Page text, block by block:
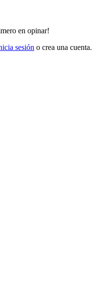
en opinar!
sesión o crea una cuenta.